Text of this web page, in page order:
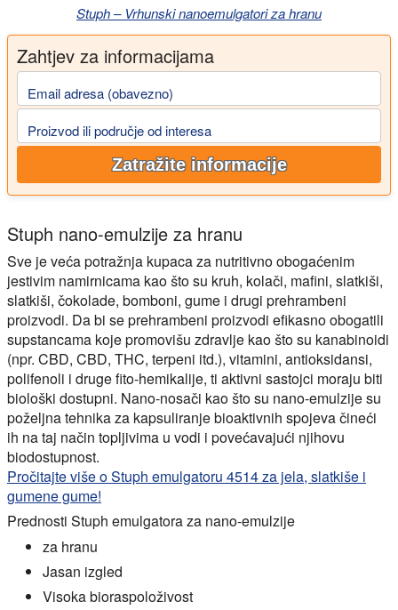
Stuph – Vrhunski nanoemulgatori za hranu
Zahtjev za informacijama
Email adresa (obavezno)
Proizvod ili područje od interesa
Zatražite informacije
Stuph nano-emulzije za hranu
Sve je veća potražnja kupaca za nutritivno obogaćenim
jestivim namirnicama kao što su kruh, kolači, mafini, slatkiši,
slatkiši, čokolade, bomboni, gume i drugi prehrambeni
proizvodi. Da bi se prehrambeni proizvodi efikasno obogatili
supstancama koje promovišu zdravlje kao što su kanabinoidi
(npr. CBD, CBD, THC, terpeni itd.), vitamini, antioksidansi,
polifenoli i druge fito-hemikalije, ti aktivni sastojci moraju biti
biološki dostupni. Nano-nosači kao što su nano-emulzije su
poželjna tehnika za kapsuliranje bioaktivnih spojeva čineći
ih na taj način topljivima u vodi i povećavajući njihovu
biodostupnost.
Pročitajte više o Stuph emulgatoru 4514 za jela, slatkiše i
gumene gume!
Prednosti Stuph emulgatora za nano-emulzije
za hranu
Jasan izgled
Visoka bioraspoloživost